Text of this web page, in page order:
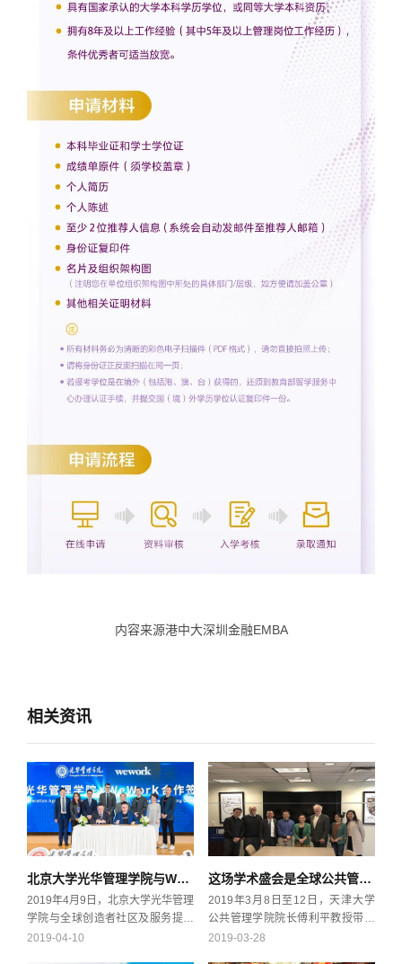
内容来源港中大深圳金融EMBA
相关资讯
北京大学光华管理学院与WeWork举行合作签约仪式
2019年4月9日，北京大学光华管理
学院与全球创造者社区及服务提供
商WeWork在光华报告厅签署合作
2019-04-10
这场学术盛会是全球公共管理研究的风向标！天大师生进行了哪些交流？
2019年3月8日至12日，天津大学
公共管理学院院长傅利平教授带领
师生一行赴华盛顿参加美国公共行
2019-03-28